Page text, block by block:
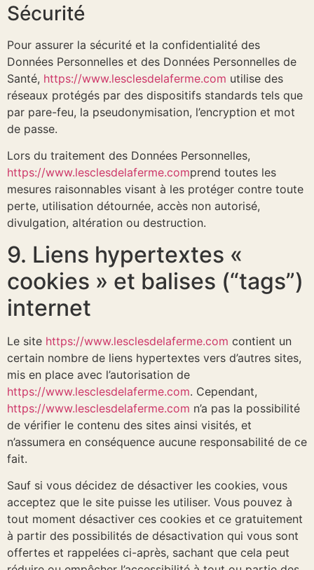
Sécurité
Pour assurer la sécurité et la confidentialité des
Données Personnelles et des Données Personnelles de
Santé, https://www.lesclesdelaferme.com utilise des
réseaux protégés par des dispositifs standards tels que
par pare-feu, la pseudonymisation, l’encryption et mot
de passe.
Lors du traitement des Données Personnelles,
https://www.lesclesdelaferme.comprend toutes les
mesures raisonnables visant à les protéger contre toute
perte, utilisation détournée, accès non autorisé,
divulgation, altération ou destruction.
9. Liens hypertextes «
cookies » et balises (“tags”)
internet
Le site https://www.lesclesdelaferme.com contient un
certain nombre de liens hypertextes vers d’autres sites,
mis en place avec l’autorisation de
https://www.lesclesdelaferme.com. Cependant,
https://www.lesclesdelaferme.com n’a pas la possibilité
de vérifier le contenu des sites ainsi visités, et
n’assumera en conséquence aucune responsabilité de ce
fait.
Sauf si vous décidez de désactiver les cookies, vous
acceptez que le site puisse les utiliser. Vous pouvez à
tout moment désactiver ces cookies et ce gratuitement
à partir des possibilités de désactivation qui vous sont
offertes et rappelées ci-après, sachant que cela peut